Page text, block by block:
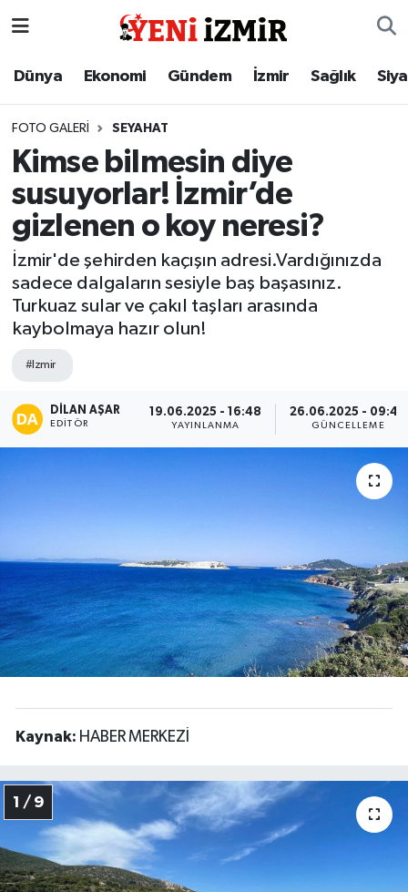
Dünya Ekonomi Gündem İzmir Sağlık
FOTO GALERI SEYAHAT
Kimse bilmesin diye
susuyorlar! İzmir’de
gizlenen o koy neresi?
İzmir'de şehirden kaçışın adresi.Vardığınızda
sadece dalgaların sesiyle baş başasınız.
Turkuaz sular ve çakıl taşları arasında
kaybolmaya hazır olun!
#Izmir
DILAN AŞAR
EDITÖR
19.06.2025 - 16:48
YAYINLANMA
26.06.2025 - 09:46
GÜNCELLEME
Kaynak: HABER MERKEZİ
1 / 9
Dünya
Gündem
İzmir
Sağlık
Siyaset
Çevre
Okul Gazetesi
İzmir Nöbetçi Eczaneler
İzmir Namaz Vakitleri
İzmir Trafik Yoğunluk Haritası
Süper Lig Puan Durumu ve Fikstür
Tüm Manşetler